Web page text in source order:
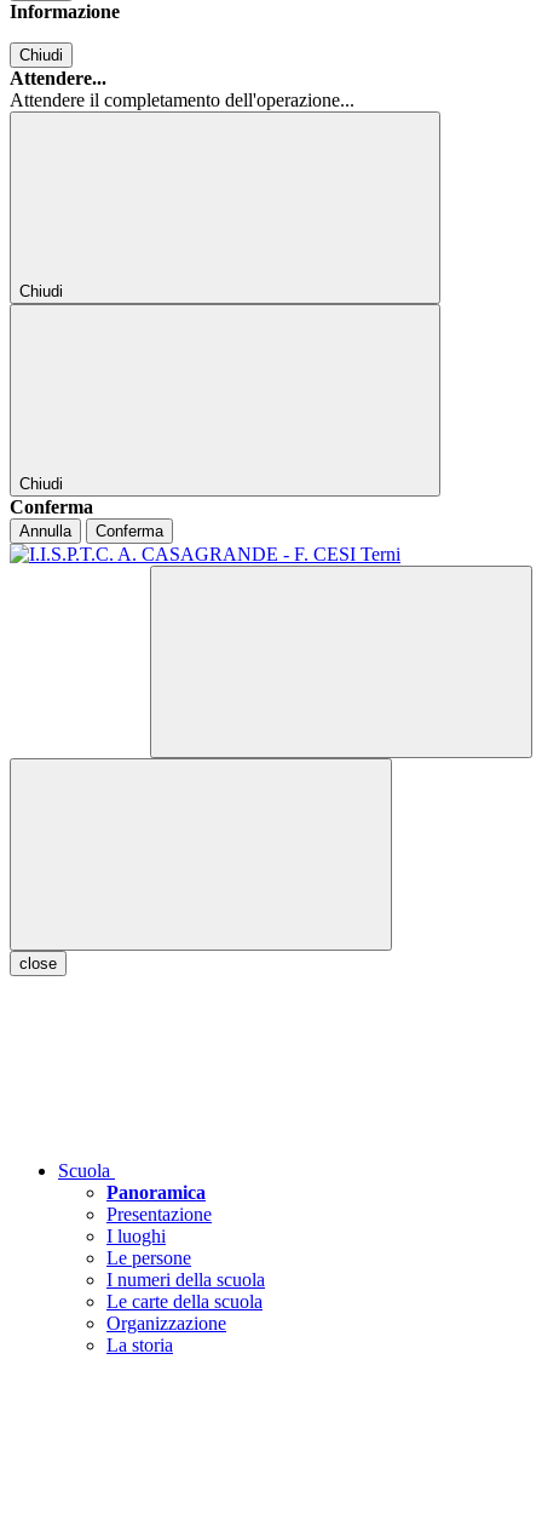
Informazione
Chiudi
Attendere...
Attendere il completamento dell'operazione...
Chiudi
Chiudi
Conferma
Annulla Conferma
close
Scuola
Panoramica
Presentazione
I luoghi
Le persone
I numeri della scuola
Le carte della scuola
Organizzazione
La storia